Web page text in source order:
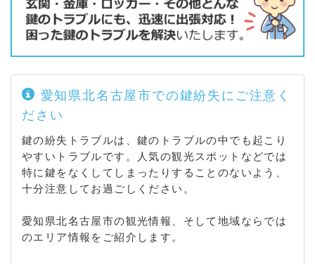
愛知県北名古屋市での鍵紛失にご注意く
ださい
鍵の紛失トラブルは、鍵のトラブルの中でも起こり
やすいトラブルです。人気の観光スポットなどでは
特に鍵をなくしてしまったりすることのないよう、
十分注意してお過ごしください。
愛知県北名古屋市の観光情報、そして地域ならでは
のエリア情報をご紹介します。